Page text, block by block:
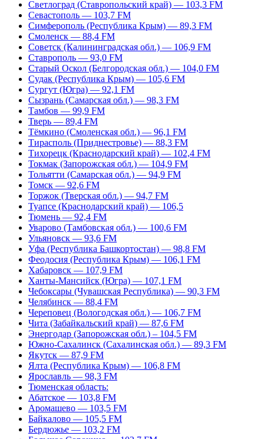
Светлоград (Ставропольский край) — 103,3 FM
Севастополь — 103,7 FM
Симферополь (Республика Крым) — 89,3 FM
Смоленск — 88,4 FM
Советск (Калининградская обл.) — 106,9 FM
Ставрополь — 93,0 FM
Старый Оскол (Белгородская обл.) — 104,0 FM
Судак (Республика Крым) — 105,6 FM
Сургут (Югра) — 92,1 FM
Сызрань (Самарская обл.) — 98,3 FM
Тамбов — 99,9 FM
Тверь — 89,4 FM
Тёмкино (Смоленская обл.) — 96,1 FM
Тирасполь (Приднестровье) — 88,3 FM
Тихорецк (Краснодарский край) — 102,4 FM
Токмак (Запорожская обл.) — 104,9 FM
Тольятти (Самарская обл.) — 94,9 FM
Томск — 92,6 FM
Торжок (Тверская обл.) — 94,7 FM
Туапсе (Краснодарский край) — 106,5
Тюмень — 92,4 FM
Уварово (Тамбовская обл.) — 100,6 FM
Ульяновск — 93,6 FM
Уфа (Республика Башкортостан) — 98,8 FM
Феодосия (Республика Крым) — 106,1 FM
Хабаровск — 107,9 FM
Ханты-Мансийск (Югра) — 107,1 FM
Чебоксары (Чувашская Республика) — 90,3 FM
Челябинск — 88,4 FM
Череповец (Вологодская обл.) — 106,7 FM
Чита (Забайкальский край) — 87,6 FM
Энергодар (Запорожская обл.) – 104,5 FM
Южно-Сахалинск (Сахалинская обл.) — 89,3 FM
Якутск — 87,9 FM
Ялта (Республика Крым) — 106,8 FM
Ярославль — 98,3 FM
Тюменская область:
Абатское — 103,8 FM
Аромашево — 103,5 FM
Байкалово — 105,5 FM
Бердюжье — 103,2 FM